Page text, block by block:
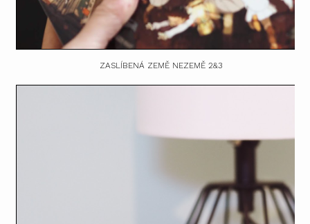
ZASLÍBENÁ ZEMĚ NEZEMĚ 2&3